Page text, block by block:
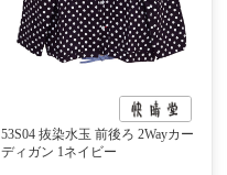
53S04 抜染水玉 前後ろ 2Wayカー
ディガン 1ネイビー